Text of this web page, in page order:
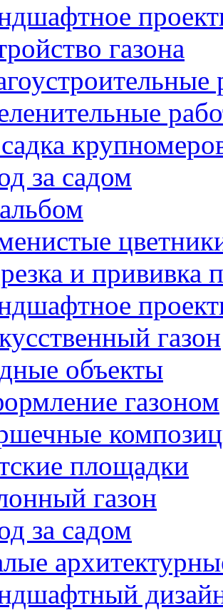
газона
за садом
и прививка
газон
объекты
газоном
площадки
газон
за садом